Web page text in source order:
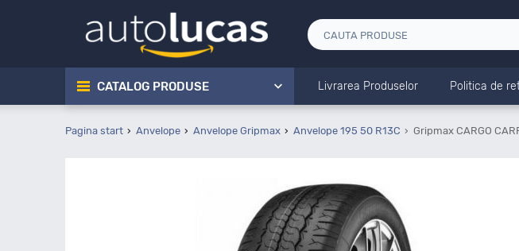
CATALOG PRODUSE Livrarea Produselor Politica de
Pagina start Anvelope Anvelope Gripmax Anvelope 195 50 R13C Gripmax CARGO